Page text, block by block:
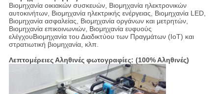
Βιομηχανία οικιακών συσκευών, Βιομηχανία ηλεκτρονικών
αυτοκινήτων, Βιομηχανία ηλεκτρικής ενέργειας, Βιομηχανία LED,
Βιομηχανία ασφαλείας, Βιομηχανία οργάνων και μετρητών,
Βιομηχανία επικοινωνιών, Βιομηχανία ευφυούς
ελέγχουΒιομηχανία του Διαδικτύου των Πραγμάτων (IoT) και
στρατιωτική βιομηχανία, κλπ.
Λεπτομέρειες Αληθινές φωτογραφίες: (100% Αληθινές)